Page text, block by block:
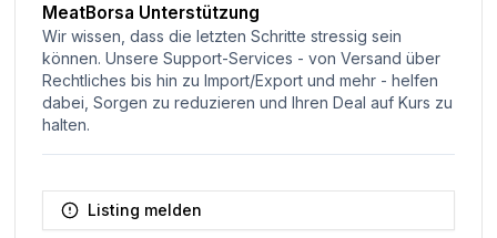
MeatBorsa Unterstützung
Wir wissen, dass die letzten Schritte stressig sein
können. Unsere Support-Services - von Versand über
Rechtliches bis hin zu Import/Export und mehr - helfen
dabei, Sorgen zu reduzieren und Ihren Deal auf Kurs zu
halten.
Listing melden